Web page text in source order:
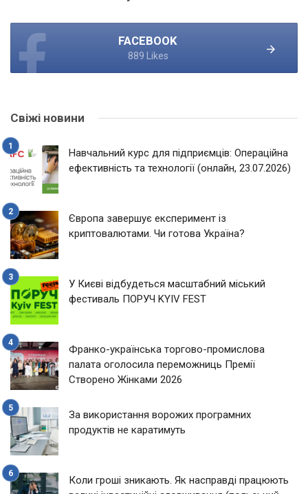
FACEBOOK
889 Likes
Свіжі новини
Навчальний курс для підприємців: Операційна
ефективність та технології (онлайн, 23.07.2026)
Європа завершує експеримент із
криптовалютами. Чи готова Україна?
У Києві відбудеться масштабний міський
фестиваль ПОРУЧ KYIV FEST
Франко-українська торгово-промислова
палата оголосила переможниць Премії
Створено Жінками 2026
За використання ворожих програмних
продуктів не каратимуть
Коли гроші зникають. Як насправді працюють